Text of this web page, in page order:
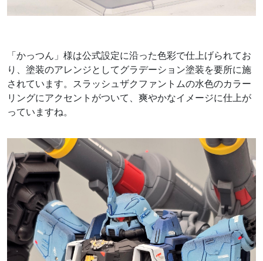
「かっつん」様は公式設定に沿った色彩で仕上げられてお
り、塗装のアレンジとしてグラデーション塗装を要所に施
されています。スラッシュザクファントムの水色のカラー
リングにアクセントがついて、爽やかなイメージに仕上が
っていますね。